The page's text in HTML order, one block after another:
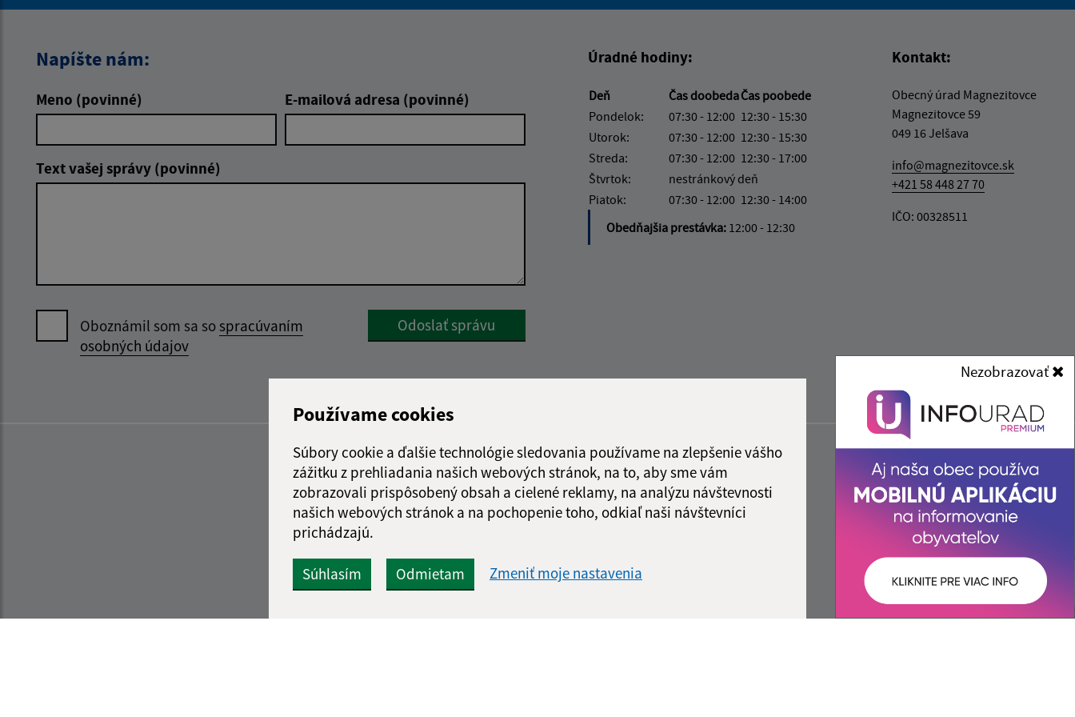
Používame cookies
Súbory cookie a ďalšie technológie sledovania používame na zlepšenie vášho
zážitku z prehliadania našich webových stránok, na to, aby sme vám
zobrazovali prispôsobený obsah a cielené reklamy, na analýzu návštevnosti
našich webových stránok a na pochopenie toho, odkiaľ naši návštevníci
prichádzajú.
Súhlasím Odmietam Zmeniť moje nastavenia
Nezobrazovať
Napíšte nám:
Meno (povinné) E-mailová adresa (povinné)
Text vašej správy (povinné)
Oboznámil som sa sospracúvaním
osobných údajov
Google reCaptcha Response
Odoslať správu
Úradné hodiny:
Deň Čas doobedaČas poobede
Pondelok:
07:30 - 12:00 12:30 - 15:30
Utorok:
07:30 - 12:00 12:30 - 15:30
Streda:
07:30 - 12:00 12:30 - 17:00
Štvrtok:
nestránkový deň
Piatok:
07:30 - 12:00 12:30 - 14:00
Obedňajšia prestávka: 12:00 - 12:30
Kontakt:
Obecný úrad Magnezitovce
Magnezitovce 59
049 16 Jelšava
info@magnezitovce.sk
+421 58 448 27 70
IČO: 00328511